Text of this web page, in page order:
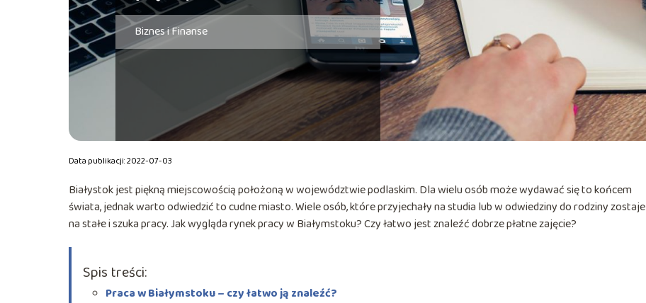
Biznes i Finanse
Data publikacji: 2022-07-03
Białystok jest piękną miejscowością położoną w województwie podlaskim. Dla wielu osób może wydawać się to końcem
świata, jednak warto odwiedzić to cudne miasto. Wiele osób, które przyjechały na studia lub w odwiedziny do rodziny zostaje
na stałe i szuka pracy. Jak wygląda rynek pracy w Białymstoku? Czy łatwo jest znaleźć dobrze płatne zajęcie?
Spis treści:
Praca w Białymstoku – czy łatwo ją znaleźć?